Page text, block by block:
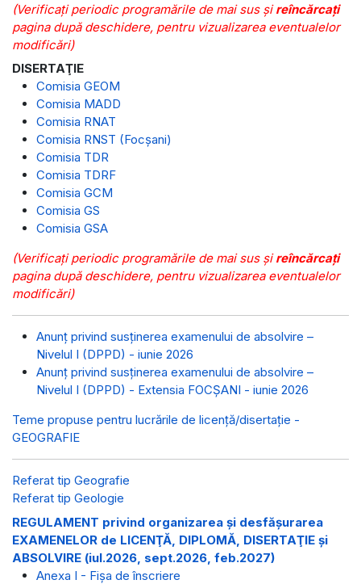
(Verificați periodic programările de mai sus șireîncărcați
pagina după deschidere, pentru vizualizarea eventualelor
modificări)
DISERTAŢIE
Comisia GEOM
Comisia MADD
Comisia RNAT
Comisia RNST (Focșani)
Comisia TDR
Comisia TDRF
Comisia GCM
Comisia GS
Comisia GSA
(Verificați periodic programările de mai sus șireîncărcați
pagina după deschidere, pentru vizualizarea eventualelor
modificări)
Anunț privind susținerea examenului de absolvire –
Nivelul I (DPPD) - iunie 2026
Anunț privind susținerea examenului de absolvire –
Nivelul I (DPPD) - Extensia FOCȘANI - iunie 2026
Teme propuse pentru lucrările de licență/disertație -
GEOGRAFIE
Referat tip Geografie
Referat tip Geologie
REGULAMENT privind organizarea şi desfăşurarea
EXAMENELOR de LICENŢĂ, DIPLOMĂ, DISERTAŢIE și
ABSOLVIRE (iul.2026, sept.2026, feb.2027)
Anexa I - Fișa de înscriere